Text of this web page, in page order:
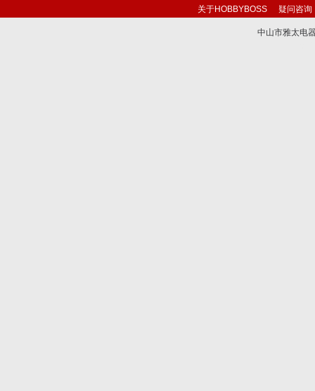
关于HOBBYBOSS 疑问咨询
中山市雅太电